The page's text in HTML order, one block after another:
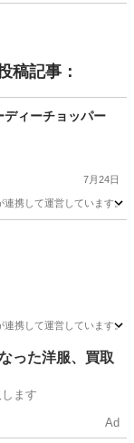
稿記事：
ィーチョッパー
7月24日
連携して運営していま
連携して運営していま
った洋服、買取
ます
Ad